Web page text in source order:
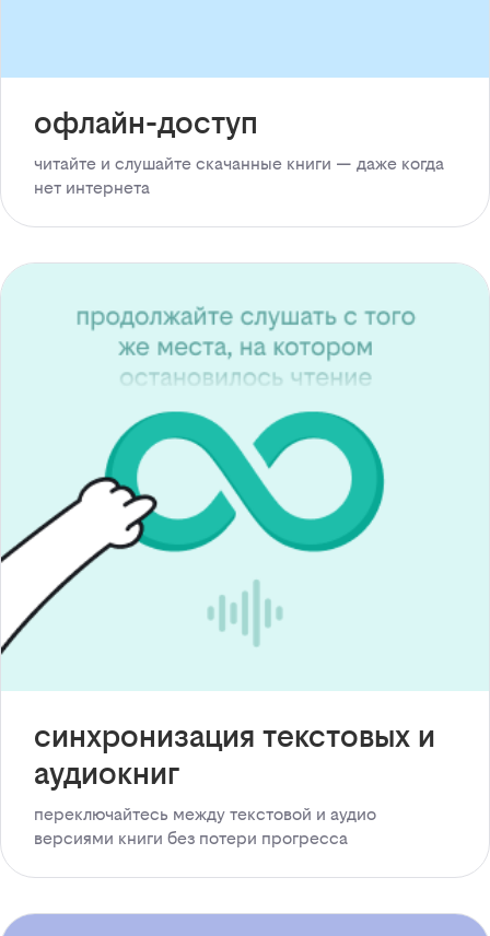
офлайн-доступ
читайте и слушайте скачанные книги — даже когда
нет интернета
синхронизация текстовых и
аудиокниг
переключайтесь между текстовой и аудио
версиями книги без потери прогресса